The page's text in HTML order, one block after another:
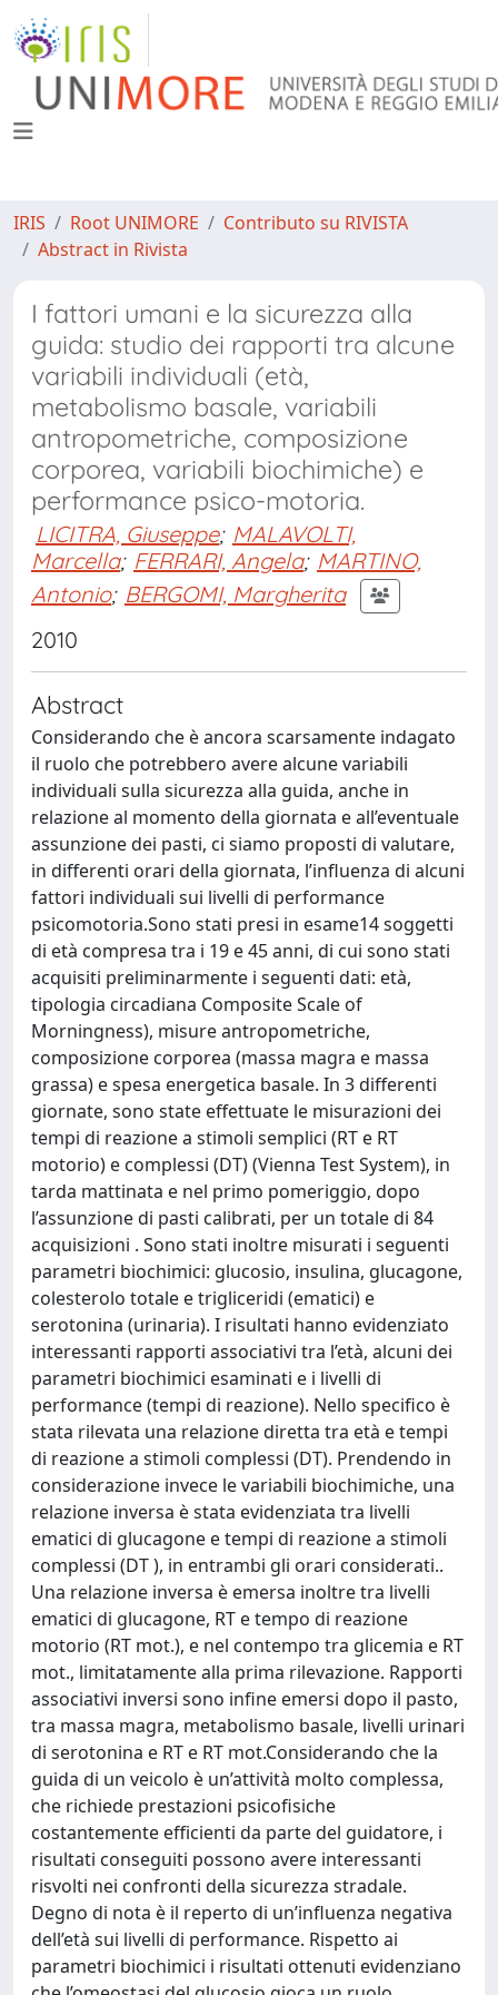
IRIS Root UNIMORE
Contributo su RIVISTA
Abstract in Rivista
I fattori umani e la sicurezza alla
guida: studio dei rapporti tra alcune
variabili individuali (età,
metabolismo basale, variabili
antropometriche, composizione
corporea, variabili biochimiche) e
performance psico-motoria.
LICITRA, Giuseppe; MALAVOLTI,
Marcella; FERRARI, Angela; MARTINO,
Antonio; BERGOMI, Margherita
2010
Abstract
Considerando che è ancora scarsamente indagato
il ruolo che potrebbero avere alcune variabili
individuali sulla sicurezza alla guida, anche in
relazione al momento della giornata e all’eventuale
assunzione dei pasti, ci siamo proposti di valutare,
in differenti orari della giornata, l’influenza di alcuni
fattori individuali sui livelli di performance
psicomotoria.Sono stati presi in esame14 soggetti
di età compresa tra i 19 e 45 anni, di cui sono stati
acquisiti preliminarmente i seguenti dati: età,
tipologia circadiana Composite Scale of
Morningness), misure antropometriche,
composizione corporea (massa magra e massa
grassa) e spesa energetica basale. In 3 differenti
giornate, sono state effettuate le misurazioni dei
tempi di reazione a stimoli semplici (RT e RT
motorio) e complessi (DT) (Vienna Test System), in
tarda mattinata e nel primo pomeriggio, dopo
l’assunzione di pasti calibrati, per un totale di 84
acquisizioni . Sono stati inoltre misurati i seguenti
parametri biochimici: glucosio, insulina, glucagone,
colesterolo totale e trigliceridi (ematici) e
serotonina (urinaria). I risultati hanno evidenziato
interessanti rapporti associativi tra l’età, alcuni dei
parametri biochimici esaminati e i livelli di
performance (tempi di reazione). Nello specifico è
stata rilevata una relazione diretta tra età e tempi
di reazione a stimoli complessi (DT). Prendendo in
considerazione invece le variabili biochimiche, una
relazione inversa è stata evidenziata tra livelli
ematici di glucagone e tempi di reazione a stimoli
complessi (DT ), in entrambi gli orari considerati..
Una relazione inversa è emersa inoltre tra livelli
ematici di glucagone, RT e tempo di reazione
motorio (RT mot.), e nel contempo tra glicemia e RT
mot., limitatamente alla prima rilevazione. Rapporti
associativi inversi sono infine emersi dopo il pasto,
tra massa magra, metabolismo basale, livelli urinari
di serotonina e RT e RT mot.Considerando che la
guida di un veicolo è un’attività molto complessa,
che richiede prestazioni psicofisiche
costantemente efficienti da parte del guidatore, i
risultati conseguiti possono avere interessanti
risvolti nei confronti della sicurezza stradale.
Degno di nota è il reperto di un’influenza negativa
dell’età sui livelli di performance. Rispetto ai
parametri biochimici i risultati ottenuti evidenziano